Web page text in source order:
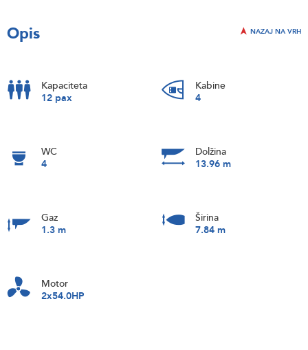
Opis NAZAJ NA VRH
Kapaciteta
12 pax
Kabine
4
WC
4
Dolžina
13.96 m
Gaz
1.3 m
Širina
7.84 m
Motor
2x54.0HP